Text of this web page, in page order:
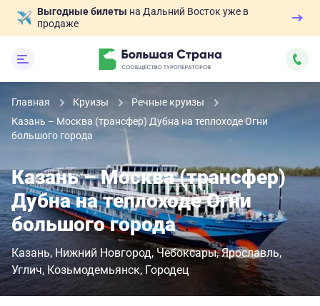
Выгодные билеты на Дальний Восток уже в
продаже
Главная Круизы
Речные круизы
Казань – Москва (трансфер) Дубна на теплоходе Огни
большого города
Казань – Москва (трансфер)
Дубна на теплоходе Огни
большого города
Казань Нижний Новгород Чебоксары Ярославль
Углич Козьмодемьянск Городец